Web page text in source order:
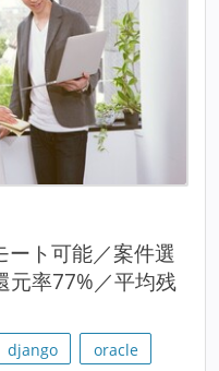
ト可能／案件選
元率77%／平均残
django
oracle